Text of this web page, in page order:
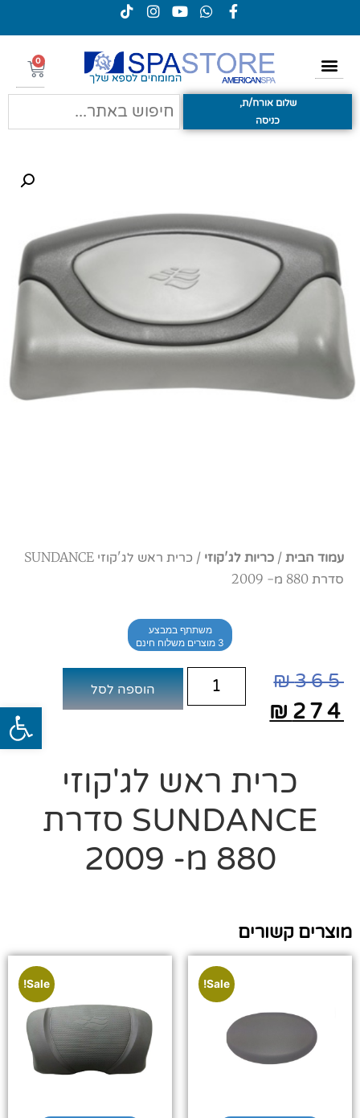
פתח
0
שלום אורח/ת,
כניסה
עמוד הבית / כריות לג'קוזי
/ כרית ראש לג'קוזי SUNDANCE
סדרת 880 מ- 2009
משתתף במבצע
3 מוצרים משלוח חינם
₪365
₪ 274
הוספה לסל
כרית ראש לג'קוזי
SUNDANCE סדרת
880 מ- 2009
מוצרים קשורים
Sale!
Sale!